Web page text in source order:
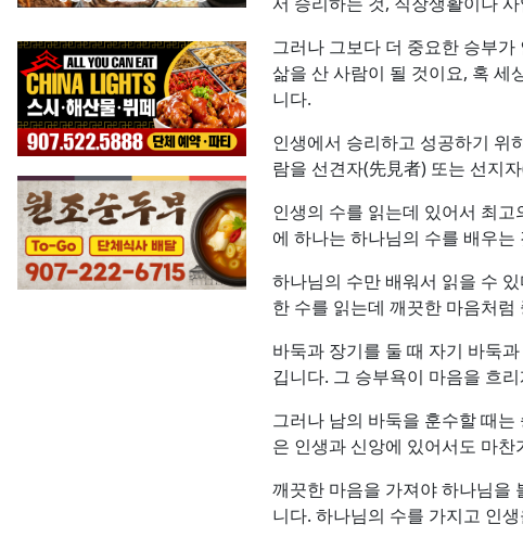
그러나 그보다 더 중요한 승부
삶을 산 사람이 될 것이요, 혹 세
니다.
인생에서 승리하고 성공하기 위
람을 선견자(先見者) 또는 선지
인생의 수를 읽는데 있어서 최
에 하나는 하나님의 수를 배우
하나님의 수만 배워서 읽을 수
한 수를 읽는데 깨끗한 마음처
바둑과 장기를 둘 때 자기 바둑
깁니다. 그 승부욕이 마음을 흐
그러나 남의 바둑을 훈수할 때
은 인생과 신앙에 있어서도 마
깨끗한 마음을 가져야 하나님을
니다. 하나님의 수를 가지고 인